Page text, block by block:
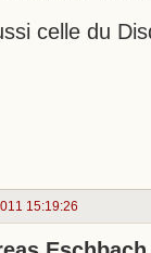
celle du
15:19:26